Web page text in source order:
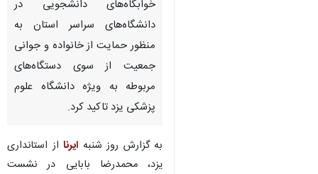
خوابگاه‌های دانشجویی در
دانشگاه‌های سراسر استان به
منظور حمایت از خانواده و جوانی
جمعیت از سوی دستگاه‌های
مربوطه به ویژه دانشگاه علوم
پزشکی یزد تاکید کرد.
به گزارش روز شنبه ایرنا از استانداری
یزد، محمدرضا بابایی در نشست